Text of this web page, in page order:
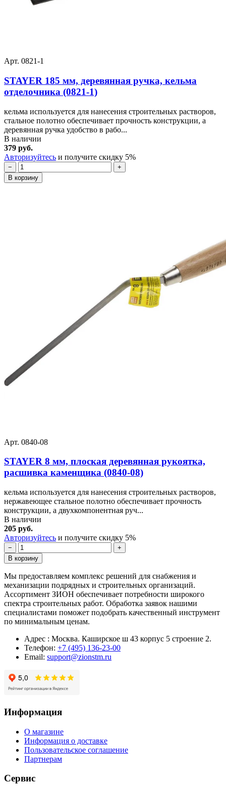
Арт. 0821-1
STAYER 185 мм, деревянная ручка, кельма
отделочника (0821-1)
кельма используется для нанесения строительных растворов,
стальное полотно обеспечивает прочность конструкции, а
деревянная ручка удобство в рабо...
В наличии
379 руб.
Авторизуйтесь и получите скидку 5%
−
+
В корзину
Арт. 0840-08
STAYER 8 мм, плоская деревянная рукоятка,
расшивка каменщика (0840-08)
кельма используется для нанесения строительных растворов,
нержавеющее стальное полотно обеспечивает прочность
конструкции, а двухкомпонентная руч...
В наличии
205 руб.
Авторизуйтесь и получите скидку 5%
−
+
В корзину
Мы предоставляем комплекс решений для снабжения и
механизации подрядных и строительных организаций.
Ассортимент ЗИОН обеспечивает потребности широкого
спектра строительных работ. Обработка заявок нашими
специалистами поможет подобрать качественный инструмент
по минимальным ценам.
Адрес : Москва. Каширское ш 43 корпус 5 строение 2.
Телефон: +7 (495) 136-23-00
Email: support@zionstm.ru
Информация
О магазине
Информация о доставке
Пользовательское соглашение
Партнерам
Сервис